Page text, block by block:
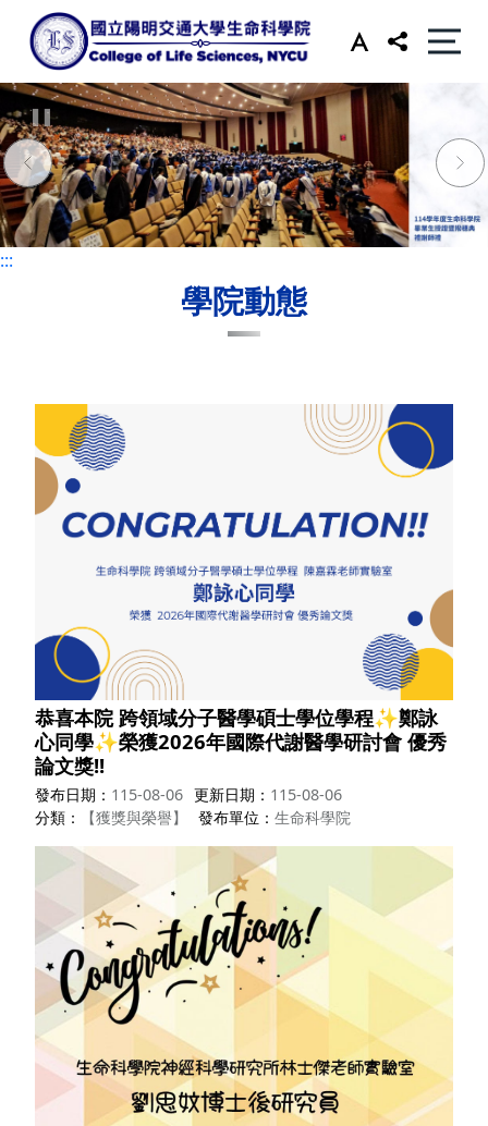
:::
:::
學院動態
恭喜本院 跨領域分子醫學碩士學位學程✨鄭詠
心同學✨榮獲2026年國際代謝醫學研討會 優秀
論文獎!!
發布日期 115-08-06 更新日期
115-08-06
分類
【獲獎與榮譽】 發布單位 生命科學院